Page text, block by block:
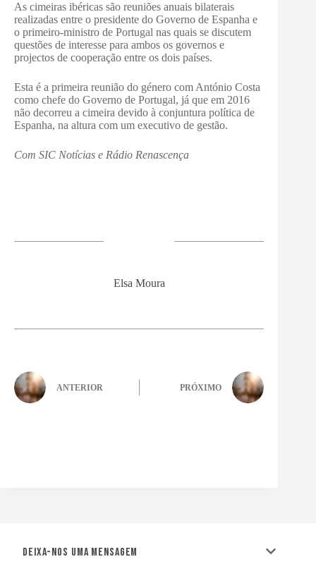
As cimeiras ibéricas são reuniões anuais bilaterais
realizadas entre o presidente do Governo de Espanha e
o primeiro-ministro de Portugal nas quais se discutem
questões de interesse para ambos os governos e
projectos de cooperação entre os dois países.
Esta é a primeira reunião do género com António Costa
como chefe do Governo de Portugal, já que em 2016
não decorreu a cimeira devido à conjuntura política de
Espanha, na altura com um executivo de gestão.
Com SIC Notícias e Rádio Renascença
Elsa Moura
ANTERIOR PRÓXIMO
Deixa-nos uma mensagem